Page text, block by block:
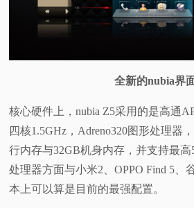
全新的nubia界
核心硬件上，nubia Z5采用的是高通
四核1.5GHz，Adreno320图形处理器
行内存与32GB机身内存，并支持最高
处理器方面与小米2、OPPO Find 5、
本上可以算是目前的最强配置。